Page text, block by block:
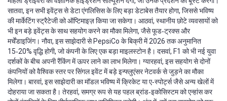
सातवा, इन सभी इवेंट्स से डेटा एंगलिसिस के लिए बड़ा डेटाबेस तैयार होगा, जिससे भविष्य
की मार्केटिंग स्ट्रैटेजी को ऑप्टिमाइज़ किया जा सकेगा। आठवां, स्थानीय छोटे व्यवसायों को
भी इन बड़े इवेंट्स के साथ सहयोग करने का मौका मिलेगा, जैसे फूड‑ट्रक्स और
मर्चेंडाइजिंग। नौवा, इस साझेदारी से PepsiCo के बिक्री में 2026 तक अनुमानित
15‑20% वृद्धि होगी, जो कंपनी के लिए एक बड़ा माइलस्टोन है। दसवां, F1 को भी नई युवा
दर्शकों के बीच अपनी रैंकिंग में ऊपर लाने का लाभ मिलेगा। ग्यारहवां, इस सहयोग से दोनों
कंपनियों को वैश्विक स्तर पर सिंगल इवेंट में बड़े इन्फ्लुएंसर नेटवर्क से जुड़ने का मौका
मिलेगा। बारवां, इस साझेदारी का मॉडल भविष्य में क्रिकेट या ए‑स्पोर्ट्स जैसे अन्य खेलों में
दोहराया जा सकता है। तेरहवां, समग्र रूप से यह पहल ब्रांड‑इकोसिस्टम को एन्हांस कर